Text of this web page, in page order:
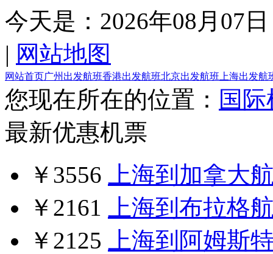
今天是： 2026年08月07日
| 网站地图
网站首页广州出发航班香港出发航班北京出发航班 上海出发航
您现在所在的位置： 国
最新优惠机票
￥3556
上海到加拿大
￥2161
上海到布拉格
￥2125
上海到阿姆斯